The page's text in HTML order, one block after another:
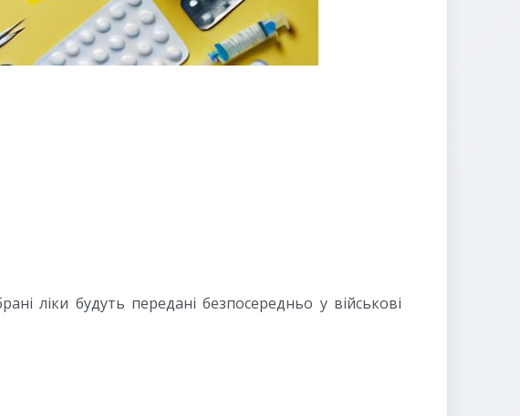
ліки будуть передані безпосередньо у військові